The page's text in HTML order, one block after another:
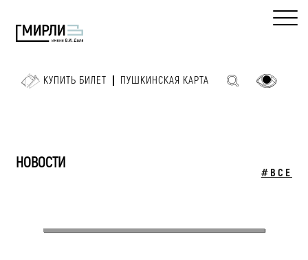
КУПИТЬ БИЛЕТ ПУШКИНСКАЯ КАРТА
НОВОСТИ
#ВСЕ